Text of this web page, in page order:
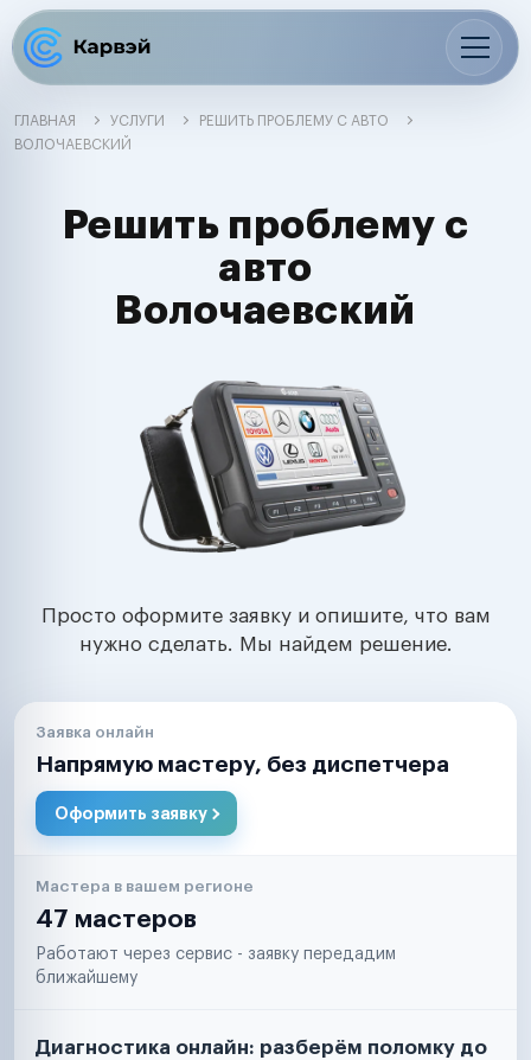
ГЛАВНАЯ УСЛУГИ
РЕШИТЬ ПРОБЛЕМУ С АВТО
ВОЛОЧАЕВСКИЙ
Решить проблему с
авто
Волочаевский
Просто оформите заявку и опишите, что вам
нужно сделать. Мы найдем решение.
Заявка онлайн
Напрямую мастеру, без диспетчера
Оформить заявку
Мастера в вашем регионе
47 мастеров
Работают через сервис - заявку передадим
ближайшему
Диагностика онлайн: разберём поломку до